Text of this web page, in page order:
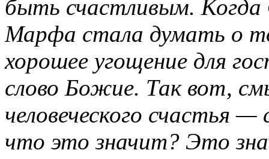
быть счастливым.
Марфа стала думать о
хорошее угощение для
слово Божие. Так вот,
человеческого
что это значит? Это